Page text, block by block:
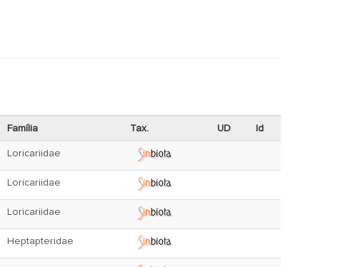
Família Tax. UD Id
Loricariidae
Loricariidae
Loricariidae
Heptapteridae